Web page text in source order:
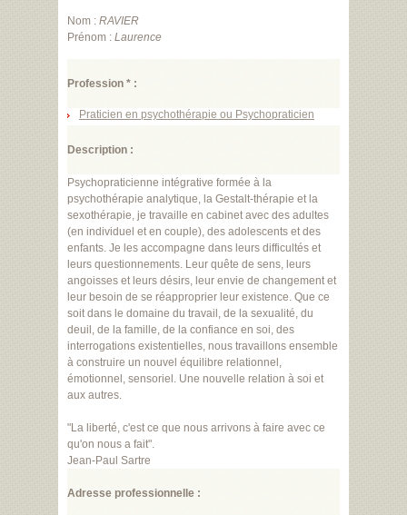
Nom : RAVIER
Prénom : Laurence
Profession * :
Praticien en psychothérapie ou Psychopraticien
Description :
Psychopraticienne intégrative formée à la
psychothérapie analytique, la Gestalt-thérapie et la
sexothérapie, je travaille en cabinet avec des adultes
(en individuel et en couple), des adolescents et des
enfants. Je les accompagne dans leurs difficultés et
leurs questionnements. Leur quête de sens, leurs
angoisses et leurs désirs, leur envie de changement et
leur besoin de se réapproprier leur existence. Que ce
soit dans le domaine du travail, de la sexualité, du
deuil, de la famille, de la confiance en soi, des
interrogations existentielles, nous travaillons ensemble
à construire un nouvel équilibre relationnel,
émotionnel, sensoriel. Une nouvelle relation à soi et
aux autres.
"La liberté, c'est ce que nous arrivons à faire avec ce
qu'on nous a fait".
Jean-Paul Sartre
Adresse professionnelle :